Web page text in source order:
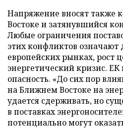
Напряжение вносят также
Востоке и затянувшийся
Любые ограничения
этих конфликтов
европейских рынках, рост
энергетический кризис. ЕК
опасность. «До сих пор
на Ближнем Востоке на
удается сдерживать, но
в поставках
потенциально могут